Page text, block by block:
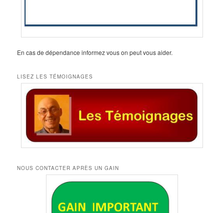
En cas de dépendance informez vous on peut vous aider.
LISEZ LES TÉMOIGNAGES
NOUS CONTACTER APRÈS UN GAIN